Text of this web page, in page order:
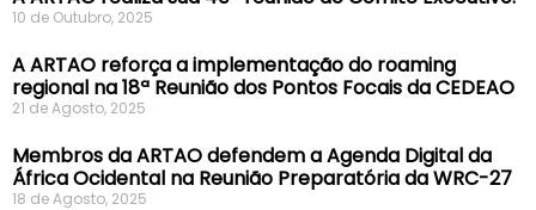
10 de Outubro, 2025
A ARTAO reforça a implementação do roaming
regional na 18ª Reunião dos Pontos Focais da CEDEAO
21 de Agosto, 2025
Membros da ARTAO defendem a Agenda Digital da
África Ocidental na Reunião Preparatória da WRC-27
18 de Agosto, 2025